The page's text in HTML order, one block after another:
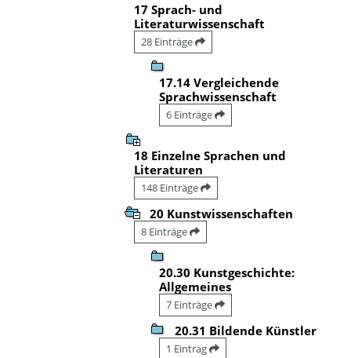
17 Sprach- und
Literaturwissenschaft
28 Einträge
17.14 Vergleichende
Sprachwissenschaft
6 Einträge
18 Einzelne Sprachen und
Literaturen
148 Einträge
20 Kunstwissenschaften
8 Einträge
20.30 Kunstgeschichte:
Allgemeines
7 Einträge
20.31 Bildende Künstler
1 Eintrag